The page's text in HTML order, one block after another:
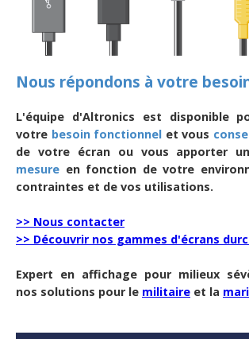
Nous répondons à votre
L'équipe d'Altronics est disponible
votre besoin fonctionnel et vous
de votre écran ou vous apporter
mesure en fonction de votre
contraintes et de vos utilisations.
>> Nous contacter
>> Découvrir nos gammes d'écrans
Expert en affichage pour milieux
nos solutions pour le militaire et la